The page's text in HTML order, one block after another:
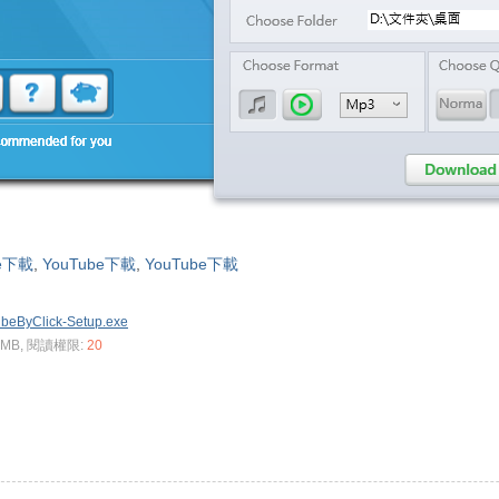
載 YouTube下載 YouTube下載
Setup.exe
閱讀權限: 20